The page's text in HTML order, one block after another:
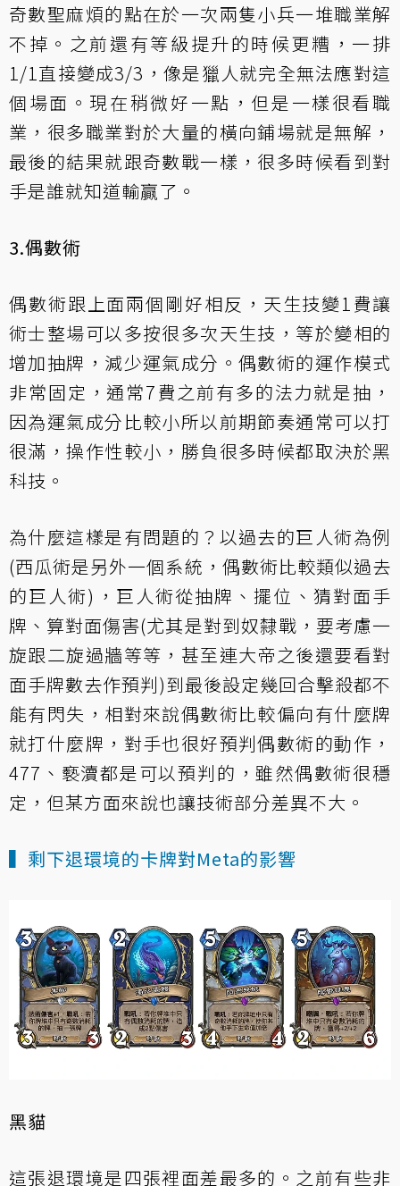
奇數聖麻煩的點在於一次兩隻小兵一堆職業解
不掉。之前還有等級提升的時候更糟，一排
1/1直接變成3/3，像是獵人就完全無法應對這
個場面。現在稍微好一點，但是一樣很看職
業，很多職業對於大量的橫向鋪場就是無解，
最後的結果就跟奇數戰一樣，很多時候看到對
手是誰就知道輸贏了。
3.偶數術
偶數術跟上面兩個剛好相反，天生技變1費讓
術士整場可以多按很多次天生技，等於變相的
增加抽牌，減少運氣成分。偶數術的運作模式
非常固定，通常7費之前有多的法力就是抽，
因為運氣成分比較小所以前期節奏通常可以打
很滿，操作性較小，勝負很多時候都取決於黑
科技。
為什麼這樣是有問題的？以過去的巨人術為例
(西瓜術是另外一個系統，偶數術比較類似過去
的巨人術)，巨人術從抽牌、擺位、猜對面手
牌、算對面傷害(尤其是對到奴隸戰，要考慮一
旋跟二旋過牆等等，甚至連大帝之後還要看對
面手牌數去作預判)到最後設定幾回合擊殺都不
能有閃失，相對來說偶數術比較偏向有什麼牌
就打什麼牌，對手也很好預判偶數術的動作，
477、褻瀆都是可以預判的，雖然偶數術很穩
定，但某方面來說也讓技術部分差異不大。
▍剩下退環境的卡牌對Meta的影響
黑貓
這張退環境是四張裡面差最多的。之前有些非